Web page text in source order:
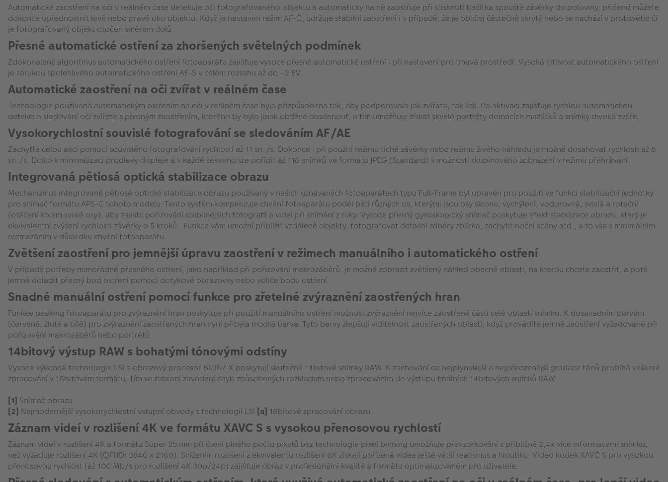
Automatické zaostření na oči v reálném čase detekuje oči fotografovaného objektu a automaticky na ně zaostřuje při stisknutí tlačítka spouště závěrky do poloviny, přičemž můžete
dokonce upřednostnit levé nebo pravé oko objektu. Když je nastaven režim AF-C, udržuje stabilní zaostření i v případě, že je obličej částečně skrytý nebo se nachází v protisvětle či
je fotografovaný objekt otočen směrem dolů.
Přesné automatické ostření za zhoršených světelných podmínek
Zdokonalený algoritmus automatického ostření fotoaparátu zajišťuje vysoce přesné automatické ostření i při nastavení pro tmavá prostředí. Vysoká citlivost automatického ostření
je zárukou spolehlivého automatického ostření AF-S v celém rozsahu až do –2 EV.
Automatické zaostření na oči zvířat v reálném čase
Technologie používaná automatickým ostřením na oči v reálném čase byla přizpůsobena tak, aby podporovala jak zvířata, tak lidi. Po aktivaci zajišťuje rychlou automatickou
detekci a sledování očí zvířete s přesným zaostřením, kterého by bylo jinak obtížné dosáhnout, a tím umožňuje získat skvělé portréty domácích mazlíčků a snímky divoké zvěře.
Vysokorychlostní souvislé fotografování se sledováním AF/AE
Zachyťte celou akci pomocí souvislého fotografování rychlostí až 11 sn./s. Dokonce i při použití režimu tiché závěrky nebo režimu živého náhledu je možné dosahovat rychlosti až 8
sn./s. Došlo k minimalizaci prodlevy displeje a v každé sekvenci lze pořídit až 116 snímků ve formátu JPEG (Standard) s možností skupinového zobrazení v režimu přehrávání.
Integrovaná pětiosá optická stabilizace obrazu
Mechanizmus integrované pětiosé optické stabilizace obrazu používaný v našich uznávaných fotoaparátech typu Full-Frame byl upraven pro použití ve funkci stabilizační jednotky
pro snímač formátu APS-C tohoto modelu. Tento systém kompenzuje chvění fotoaparátu podél pěti různých os, kterými jsou osy sklonu, vychýlení, vodorovná, svislá a rotační
(otáčení kolem svislé osy), aby zajistil pořizování stabilnějších fotografií a videí při snímání z ruky. Vysoce přesný gyroskopický snímač poskytuje efekt stabilizace obrazu, který je
ekvivalentní zvýšení rychlosti závěrky o 5 kroků . Funkce vám umožní přiblížit vzdálené objekty, fotografovat detailní záběry zblízka, zachytit noční scény atd., a to vše s minimálním
rozmazáním v důsledku chvění fotoaparátu.
Zvětšení zaostření pro jemnější úpravu zaostření v režimech manuálního i automatického ostření
V případě potřeby mimořádně přesného ostření, jako například při pořizování makrozáběrů, je možné zobrazit zvětšený náhled obecné oblasti, na kterou chcete zaostřit, a poté
jemně doladit přesný bod ostření pomocí dotykové obrazovky nebo voliče bodu ostření.
Snadné manuální ostření pomocí funkce pro zřetelné zvýraznění zaostřených hran
Funkce peaking fotoaparátu pro zvýraznění hran poskytuje při použití manuálního ostření možnost zvýraznění nejvíce zaostřené části celé oblasti snímku. K dosavadním barvám
(červené, žluté a bílé) pro zvýraznění zaostřených hran nyní přibyla modrá barva. Tyto barvy zlepšují viditelnost zaostřených oblastí, když provádíte jemné zaostření vyžadované při
pořizování makrozáběrů nebo portrétů.
14bitový výstup RAW s bohatými tónovými odstíny
Vysoce výkonná technologie LSI a obrazový procesor BIONZ X poskytují skutečné 14bitové snímky RAW. K zachování co nejplynulejší a nejpřirozenější gradace tónů probíhá veškeré
zpracování v 16bitovém formátu. Tím se zabraní zavádění chyb způsobených rozkladem nebo zpracováním do výstupu finálních 14bitových snímků RAW.
[1] Snímač obrazu
[2] Nejmodernější vysokorychlostní vstupní obvody s technologií LSI [a] 16bitové zpracování obrazu.
Záznam videí v rozlišení 4K ve formátu XAVC S s vysokou přenosovou rychlostí
Záznam videí v rozlišení 4K a formátu Super 35 mm při čtení plného počtu pixelů bez technologie pixel binning umožňuje převzorkování s přibližně 2,4x více informacemi snímku,
než vyžaduje rozlišení 4K (QFHD: 3840 x 2160). Snížením rozlišení z ekvivalentu rozlišení 6K získají pořízená videa ještě větší realismus a hloubku. Video kodek XAVC S pro vysokou
přenosovou rychlost (až 100 Mb/s pro rozlišení 4K 30p/24p) zajišťuje obraz v profesionální kvalitě a formátu optimalizovaném pro uživatele.